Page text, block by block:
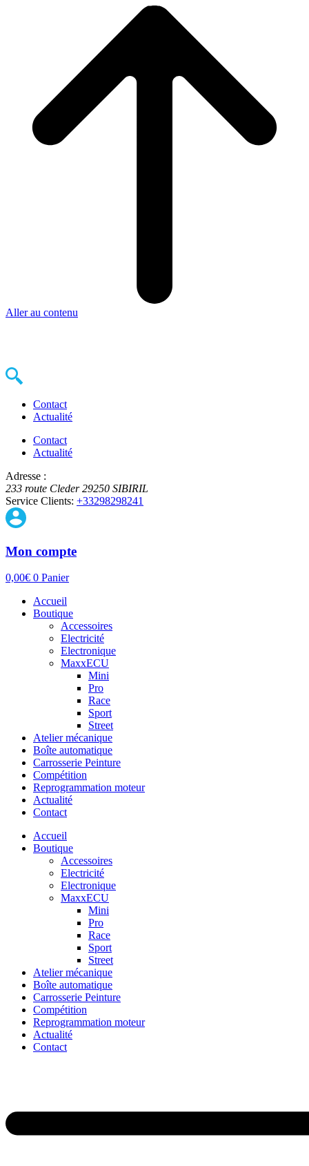
Aller au contenu
Contact
Actualité
Contact
Actualité
Adresse :
233 route Cleder 29250 SIBIRIL
Service Clients: +33298298241
Mon compte
0,00€ 0 Panier
Accueil
Boutique
Accessoires
Electricité
Electronique
MaxxECU
Mini
Pro
Race
Sport
Street
Atelier mécanique
Boîte automatique
Carrosserie Peinture
Compétition
Reprogrammation moteur
Actualité
Contact
Accueil
Boutique
Accessoires
Electricité
Electronique
MaxxECU
Mini
Pro
Race
Sport
Street
Atelier mécanique
Boîte automatique
Carrosserie Peinture
Compétition
Reprogrammation moteur
Actualité
Contact